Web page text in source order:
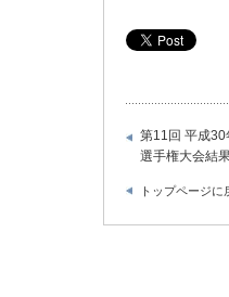
第11回 平成30
選手権大会結
トップページに